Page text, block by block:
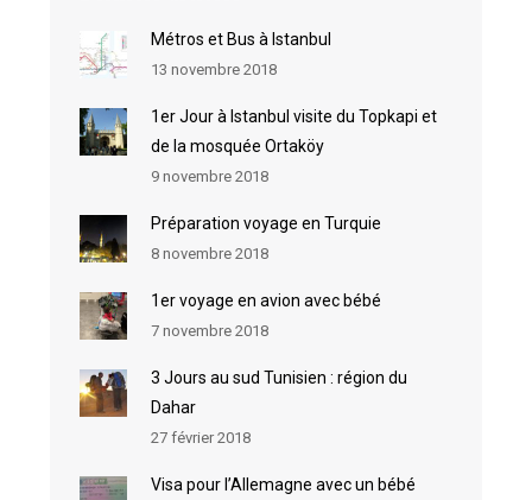
Métros et Bus à Istanbul
13 novembre 2018
1er Jour à Istanbul visite du Topkapi et
de la mosquée Ortaköy
9 novembre 2018
Préparation voyage en Turquie
8 novembre 2018
1er voyage en avion avec bébé
7 novembre 2018
3 Jours au sud Tunisien : région du
Dahar
27 février 2018
Visa pour l’Allemagne avec un bébé